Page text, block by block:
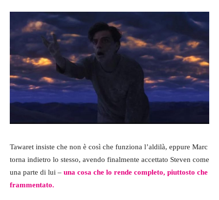
Tawaret insiste che non è così che funziona l’aldilà, eppure Marc
torna indietro lo stesso, avendo finalmente accettato Steven come
una parte di lui – una cosa che lo rende completo, piuttosto che
frammentato.